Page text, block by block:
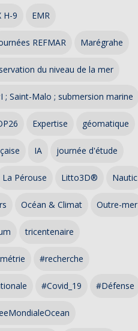
H-9 EMR
REFMAR Marégrahe
du niveau de la mer
; Saint-Malo ; submersion marine
Expertise géomatique
IA journée d'étude
La Pérouse Litto3D® Nautic
Océan & Climat Outre-mer
tricentenaire
#recherche
#Covid_19 #Défense